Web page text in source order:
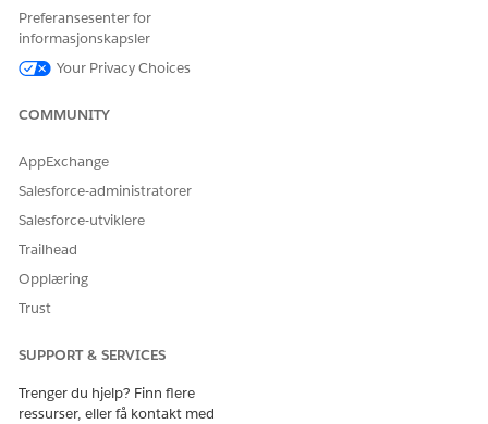
Ansatte holdes automatisk i sløyfe. De mottar
sanntidsoppdateringer om sine billetter på samme sted de
kommuniserer med sine kolleger, noe som reduserer angst
Preferansesenter for
informasjonskapsler
Your Privacy Choices
COMMUNITY
AppExchange
Salesforce-administratorer
Salesforce-utviklere
Trailhead
Opplæring
Trust
SUPPORT & SERVICES
Trenger du hjelp? Finn flere
ressurser, eller få kontakt med